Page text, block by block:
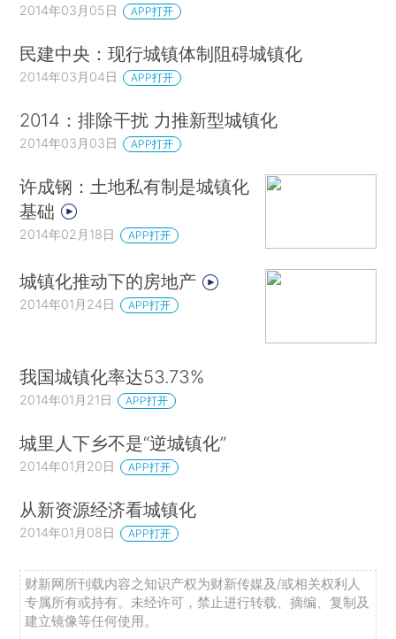
2014年03月05日 APP打开
民建中央：现行城镇体制阻碍城镇化
2014年03月04日 APP打开
2014：排除干扰 力推新型城镇化
2014年03月03日 APP打开
许成钢：土地私有制是城镇化
基础
2014年02月18日 APP打开
城镇化推动下的房地产
2014年01月24日 APP打开
我国城镇化率达53.73%
2014年01月21日 APP打开
城里人下乡不是“逆城镇化”
2014年01月20日 APP打开
从新资源经济看城镇化
2014年01月08日 APP打开
财新网所刊载内容之知识产权为财新传媒及/或相关权利人
专属所有或持有。未经许可，禁止进行转载、摘编、复制及
建立镜像等任何使用。